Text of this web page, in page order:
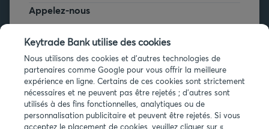
Appelez-nous
+32 2 679 90 00
Vous avez des questions ?
Questions fréquentes
Keytrade Bank utilise des cookies
Nous utilisons des cookies et d'autres technologies de
partenaires comme Google pour vous offrir la meilleure
expérience en ligne. Certains de ces cookies sont strictement
nécessaires et ne peuvent pas être rejetés ; d'autres sont
utilisés à des fins fonctionnelles, analytiques ou de
personnalisation publicitaire et peuvent être rejetés. Si vous
acceptez le placement de cookies, veuillez cliquer sur «